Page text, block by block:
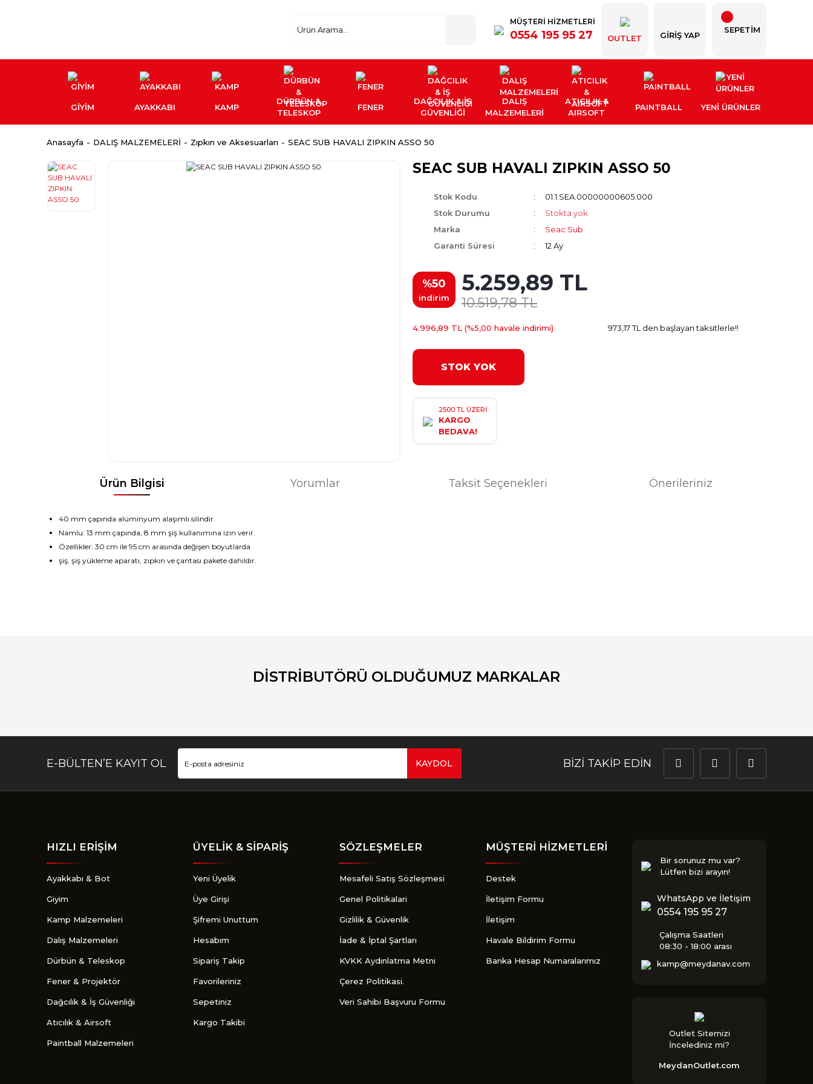
MÜŞTERİ HİZMETLERİ
0554 195 95 27 OUTLET GIRIŞ YAP
SEPETİM
GİYİM AYAKKABI KAMP
DÜRBÜN &
TELESKOP
FENER
DAĞCILIK & İŞ
GÜVENLİĞİ
DALIŞ
MALZEMELERİ
ATICILIK &
AIRSOFT
PAINTBALL YENI ÜRÜNLER
Anasayfa DALIŞ MALZEMELERİ Zıpkın ve Aksesuarları SEAC SUB HAVALI ZIPKIN ASSO 50
SEAC SUB HAVALI ZIPKIN ASSO 50
Stok Kodu
01.1.SEA.00000000605.000
Stok Durumu
Stokta yok
Marka
Seac Sub
Garanti Süresi
12 Ay
%50
indirim
5.259,89 TL
10.519,78 TL
4.996,89 TL (%5,00 havale indirimi) 973,17 TL den başlayan taksitlerle!!
STOK YOK
2500 TL ÜZERİ
KARGO
BEDAVA!
Ürün Bilgisi Yorumlar Taksit Seçenekleri Önerileriniz
40 mm çapında alüminyum alaşımlı silindir.
Namlu: 13 mm çapında, 8 mm şiş kullanımına izin verir.
Özellikler: 30 cm ile 95 cm arasında değişen boyutlarda
şiş, şiş yükleme aparatı, zıpkın ve çantası pakete dahildir.
Yorum Yaz
DİSTRİBUTÖRÜ OLDUĞUMUZ MARKALAR
E-BÜLTEN’E KAYIT OL KAYDOL BİZİ TAKİP EDİN
HIZLI ERİŞİM
Ayakkabı & Bot
Giyim
Kamp Malzemeleri
Dalış Malzemeleri
Dürbün & Teleskop
Fener & Projektör
Dağcılık & İş Güvenliği
Atıcılık & Airsoft
Paintball Malzemeleri
ÜYELİK & SİPARİŞ
Yeni Üyelik
Üye Girişi
Şifremi Unuttum
Hesabım
Sipariş Takip
Favorileriniz
Sepetiniz
Kargo Takibi
SÖZLEŞMELER
Mesafeli Satış Sözleşmesi
Genel Politikalari
Gizlilik & Güvenlik
İade & İptal Şartları
KVKK Aydınlatma Metni
Çerez Politikasi.
Veri Sahibi Başvuru Formu
MÜŞTERİ HİZMETLERİ
Destek
İletişim Formu
İletişim
Havale Bildirim Formu
Banka Hesap Numaralarımız
Bir sorunuz mu var?
Lütfen bizi arayın!
WhatsApp ve İletişim
0554 195 95 27
Çalışma Saatleri
08:30 - 18:00 arası
kamp@meydanav.com
Outlet Sitemizi
İncelediniz mi?
MeydanOutlet.com